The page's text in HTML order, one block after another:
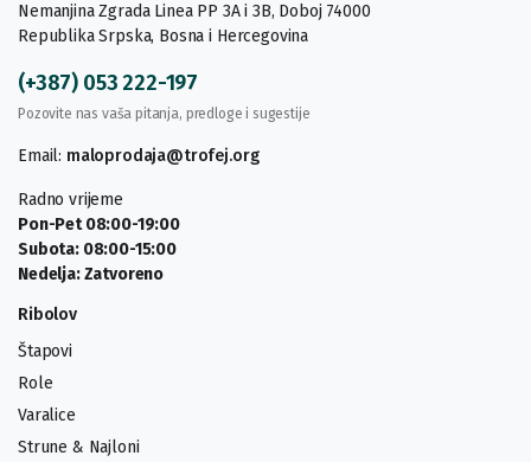
Nemanjina Zgrada Linea PP 3A i 3B, Doboj 74000
Republika Srpska, Bosna i Hercegovina
(+387) 053 222-197
Pozovite nas vaša pitanja, predloge i sugestije
Email: maloprodaja@trofej.org
Radno vrijeme
Pon-Pet 08:00-19:00
Subota: 08:00-15:00
Nedelja: Zatvoreno
Ribolov
Štapovi
Role
Varalice
Strune & Najloni